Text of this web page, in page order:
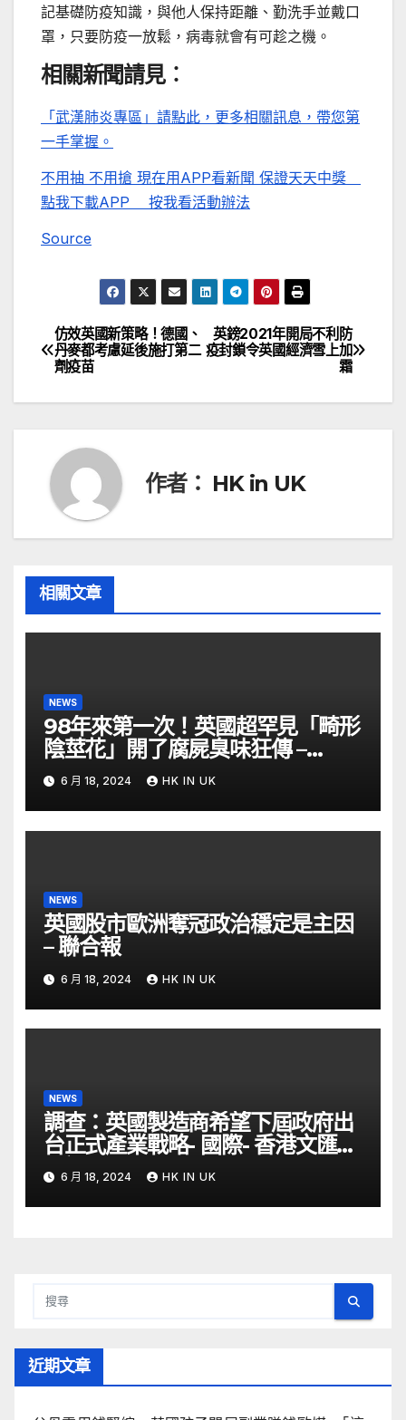
記基礎防疫知識，與他人保持距離、勤洗手並戴口
罩，只要防疫一放鬆，病毒就會有可趁之機。
相關新聞請見︰
「武漢肺炎專區」請點此，更多相關訊息，帶您第
一手掌握。
不用抽 不用搶 現在用APP看新聞 保證天天中獎
點我下載APP 按我看活動辦法
Source
文
章
覽
英鎊2021年開局不利防
疫封鎖令英國經濟雪上加
霜
仿效英國新策略！德國、
丹麥都考慮延後施打第二
劑疫苗
作者： HK in UK
相關文章
NEWS
98年來第一次！英國超罕見「畸形
陰莖花」開了腐屍臭味狂傳 –
ETtoday
6 月 18, 2024 HK IN UK
NEWS
英國股市歐洲奪冠政治穩定是主因
– 聯合報
6 月 18, 2024 HK IN UK
NEWS
調查：英國製造商希望下屆政府出
台正式產業戰略- 國際- 香港文匯網
– 文匯報
6 月 18, 2024 HK IN UK
近期文章